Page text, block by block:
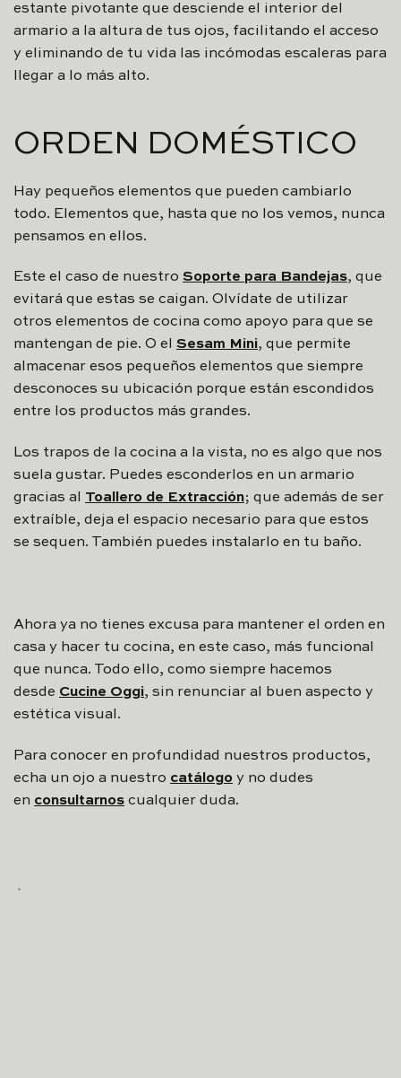
estante pivotante que desciende el interior del
armario a la altura de tus ojos, facilitando el acceso
y eliminando de tu vida las incómodas escaleras para
llegar a lo más alto.
ORDEN DOMÉSTICO
Hay pequeños elementos que pueden cambiarlo
todo. Elementos que, hasta que no los vemos, nunca
pensamos en ellos.
Este el caso de nuestro Soporte para Bandejas, que
evitará que estas se caigan. Olvídate de utilizar
otros elementos de cocina como apoyo para que se
mantengan de pie. O el Sesam Mini, que permite
almacenar esos pequeños elementos que siempre
desconoces su ubicación porque están escondidos
entre los productos más grandes.
Los trapos de la cocina a la vista, no es algo que nos
suela gustar. Puedes esconderlos en un armario
gracias al Toallero de Extracción; que además de ser
extraíble, deja el espacio necesario para que estos
se sequen. También puedes instalarlo en tu baño.
Ahora ya no tienes excusa para mantener el orden en
casa y hacer tu cocina, en este caso, más funcional
que nunca. Todo ello, como siempre hacemos
desde Cucine Oggi, sin renunciar al buen aspecto y
estética visual.
Para conocer en profundidad nuestros productos,
echa un ojo a nuestro catálogo y no dudes
en consultarnos cualquier duda.